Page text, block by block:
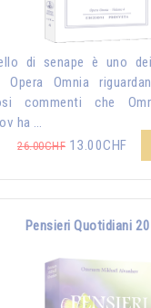
di senape è uno
Opera Omnia
commenti che
ha …
26.00CHF 13.00CHF
Pensieri Quotidiani